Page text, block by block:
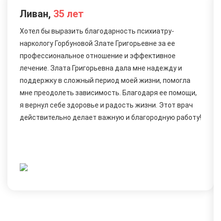
Ливан, 35 лет
Хотел бы выразить благодарность психиатру-
наркологу Горбуновой Злате Григорьевне за ее
профессиональное отношение и эффективное
лечение. Злата Григорьевна дала мне надежду и
поддержку в сложный период моей жизни, помогла
мне преодолеть зависимость. Благодаря ее помощи,
я вернул себе здоровье и радость жизни. Этот врач
действительно делает важную и благородную работу!